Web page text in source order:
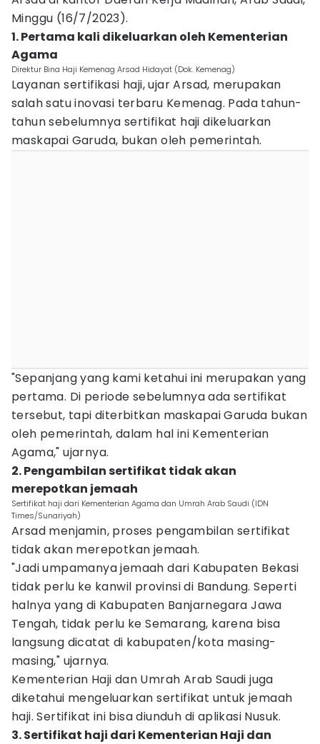
Minggu (16/7/2023).
1. Pertama kali dikeluarkan oleh Kementerian
Agama
Direktur Bina Haji Kemenag Arsad Hidayat (Dok. Kemenag)
Layanan sertifikasi haji, ujar Arsad, merupakan
salah satu inovasi terbaru Kemenag. Pada tahun-
tahun sebelumnya sertifikat haji dikeluarkan
maskapai Garuda, bukan oleh pemerintah.
"Sepanjang yang kami ketahui ini merupakan yang
pertama. Di periode sebelumnya ada sertifikat
tersebut, tapi diterbitkan maskapai Garuda bukan
oleh pemerintah, dalam hal ini Kementerian
Agama," ujarnya.
2. Pengambilan sertifikat tidak akan
merepotkan jemaah
Sertifikat haji dari Kementerian Agama dan Umrah Arab Saudi (IDN
Times/Sunariyah)
Arsad menjamin, proses pengambilan sertifikat
tidak akan merepotkan jemaah.
"Jadi umpamanya jemaah dari Kabupaten Bekasi
tidak perlu ke kanwil provinsi di Bandung. Seperti
halnya yang di Kabupaten Banjarnegara Jawa
Tengah, tidak perlu ke Semarang, karena bisa
langsung dicatat di kabupaten/kota masing-
masing," ujarnya.
Kementerian Haji dan Umrah Arab Saudi juga
diketahui mengeluarkan sertifikat untuk jemaah
haji. Sertifikat ini bisa diunduh di aplikasi Nusuk.
3. Sertifikat haji dari Kementerian Haji dan